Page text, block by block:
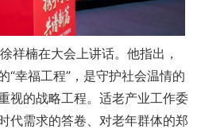
楠在大会上讲话。他指出，
“幸福工程”，是守护社会温情的
视的战略工程。适老产业工作委
代需求的答卷、对老年群体的郑